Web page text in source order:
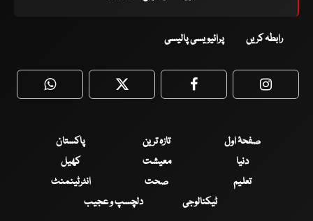
رابطہ کریں پرائیویسی پالیسی
WhatsApp Twitter Facebook
صفحۂ اول تازہ ترین
پاکستان
دنیا
معیشت
کھیل
تعلیم
صحت
انٹرٹینمنٹ
ٹیکنالوجی
دلچسپ و عجیب